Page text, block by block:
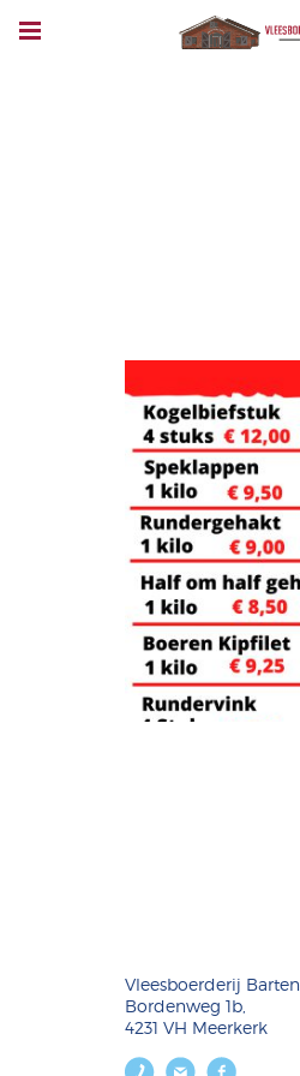
Vleesboerderij Barten
Bordenweg 1b,
4231 VH Meerkerk